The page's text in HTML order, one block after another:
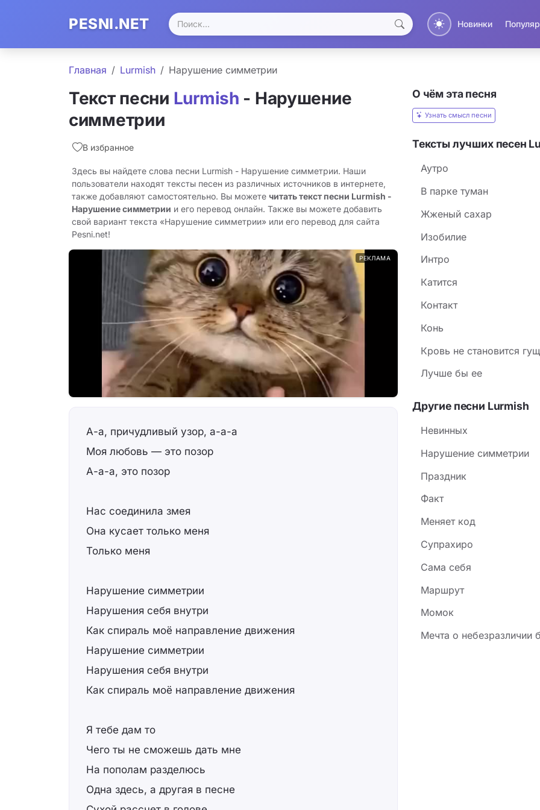
PESNI.NET Новинки
Главная Lurmish Нарушение симметрии
Текст песни Lurmish - Нарушение
симметрии
В избранное
Здесь вы найдете слова песни Lurmish - Нарушение симметрии. Наши
пользователи находят тексты песен из различных источников в интернете,
также добавляют самостоятельно. Вы можете читать текст песни Lurmish -
Нарушение симметрии и его перевод онлайн. Также вы можете добавить
свой вариант текста «Нарушение симметрии» или его перевод для сайта
Pesni.net!
РЕКЛАМА
А-а, причудливый узор, а-а-а
Моя любовь — это позор
А-а-а, это позор
Нас соединила змея
Она кусает только меня
Только меня
Нарушение симметрии
Нарушения себя внутри
Как спираль моё направление движения
Нарушение симметрии
Нарушения себя внутри
Как спираль моё направление движения
Я тебе дам то
Чего ты не сможешь дать мне
На пополам разделюсь
Одна здесь, а другая в песне
О чём эта песня
Узнать смысл песни
Тексты лучших песен
Аутро
В парке туман
Жженый сахар
Изобилие
Интро
Катится
Контакт
Конь
Кровь не становится
Лучше бы ее
Другие песни Lurmish
Невинных
Нарушение симметрии
Праздник
Факт
Меняет код
Супрахиро
Сама себя
Маршрут
Момок
Мечта о небезразличии